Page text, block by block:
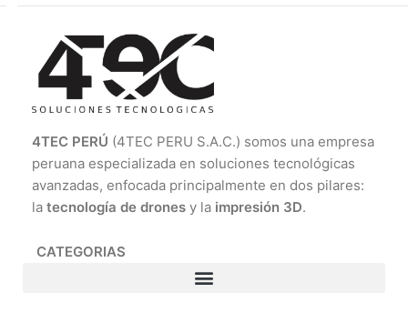
4TEC PERÚ (4TEC PERU S.A.C.) somos una empresa
peruana especializada en soluciones tecnológicas
avanzadas, enfocada principalmente en dos pilares:
la tecnología de drones y la impresión 3D.
CATEGORIAS